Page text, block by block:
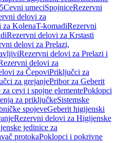
Cevni umeciSpojniceRezervni
delovi za
za KolenaT-komadiRezervni
Rezervni delovi za Krstasti
delovi za Prelazi,
Rezervni delovi za Prelazi i
delovi za
za ČepoviPriključci za
za grejanjePribor za Geberit
cevi i spojne elementePoklopci
za priključkeSistemske
spojeveGeberit higijenski
Rezervni delovi za Higijenske
jedinice za
protokaPoklopci i pokrivne